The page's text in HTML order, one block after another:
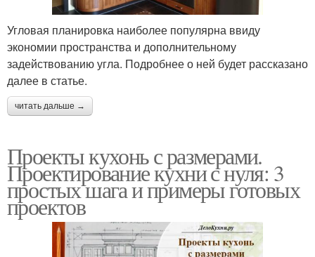
Угловая планировка наиболее популярна ввиду
экономии пространства и дополнительному
задействованию угла. Подробнее о ней будет рассказано
далее в статье.
читать дальше →
Проекты кухонь с размерами.
Проектирование кухни с нуля: 3
простых шага и примеры готовых
проектов